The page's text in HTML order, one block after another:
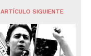
ARTÍCULO SIGUIENTE